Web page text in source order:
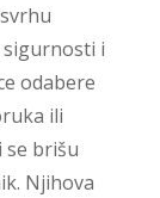
i
odabere
ili
se brišu
Njihova